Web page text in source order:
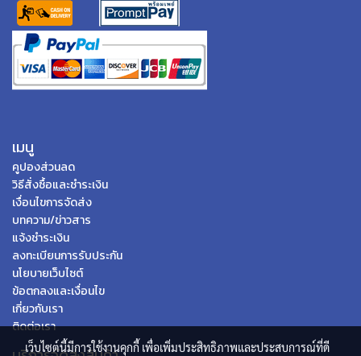
เมนู
คูปองส่วนลด
วิธีสั่งซื้อและชำระเงิน
เงื่อนไขการจัดส่ง
บทความ/ข่าวสาร
แจ้งชำระเงิน
ลงทะเบียนการรับประกัน
นโยบายเว็บไซต์
ข้อตกลงและเงื่อนไข
เกี่ยวกับเรา
ติดต่อเรา
เว็บไซต์นี้มีการใช้งานคุกกี้ เพื่อเพิ่มประสิทธิภาพและประสบการณ์ที่ดี